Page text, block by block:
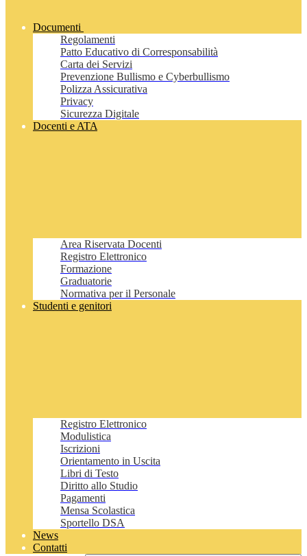
Documenti
Regolamenti
Patto Educativo di Corresponsabilità
Carta dei Servizi
Prevenzione Bullismo e Cyberbullismo
Polizza Assicurativa
Privacy
Sicurezza Digitale
Docenti e ATA
Area Riservata Docenti
Registro Elettronico
Formazione
Graduatorie
Normativa per il Personale
Studenti e genitori
Registro Elettronico
Modulistica
Iscrizioni
Orientamento in Uscita
Libri di Testo
Diritto allo Studio
Pagamenti
Mensa Scolastica
Sportello DSA
News
Contatti